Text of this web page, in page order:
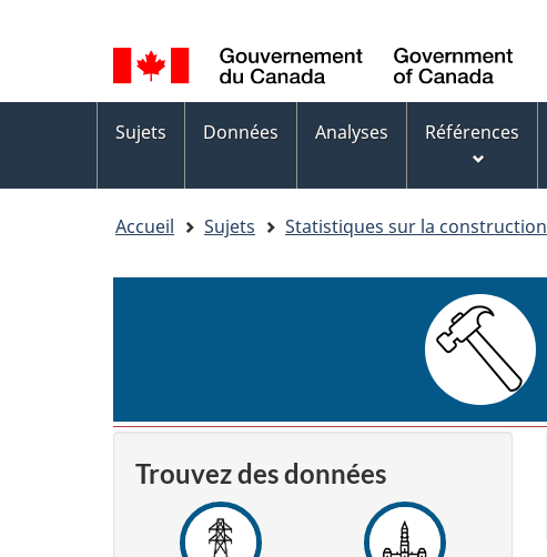
de
la
langue
Language
switcher
Menus
des
sujets
Sujets Données Analyses Références
Accueil Sujets Statistiques sur la construction
Trouvez des données